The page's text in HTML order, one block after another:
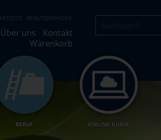
BENUTZERPROFIL
Über uns
Kontakt
Warenkorb
BERUF ONLINE-KURSE